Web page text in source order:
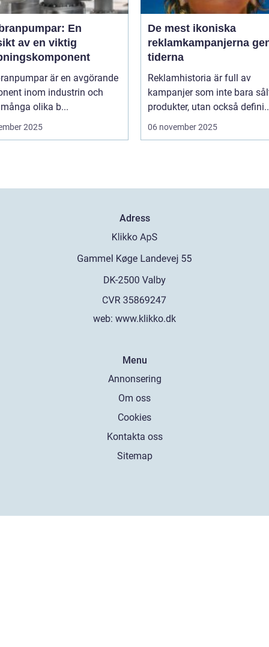
En
av en viktig
är en avgörande
inom industrin och
olika b...
2025
De mest ikoniska
reklamkampanjerna
tiderna
Reklamhistoria är full av
kampanjer som inte bara
produkter, utan också
06 november 2025
Adress
web: www.klikko.dk
Menu
Annonsering
Om oss
Cookies
Kontakta oss
Sitemap